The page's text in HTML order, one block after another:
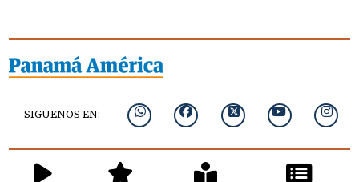
SIGUENOS EN: